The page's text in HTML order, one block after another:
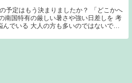
予定はもう決まりましたか？ 「どこかへ
南国特有の厳しい暑さや強い日差しを 考
でいる 大人の方も多いのではないでし